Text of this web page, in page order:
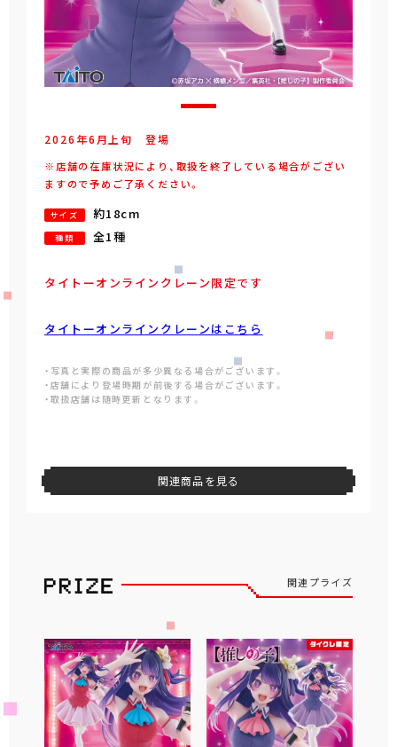
2026年6 月 上旬 登場
※店舗の在庫状況により、取扱を終了している場合がござい
ますので予めご了承ください。
サイズ 約18cm
種類 全1種
タイトーオンラインクレーン限定です
タイトーオンラインクレーンはこちら
・写真と実際の商品が多少異なる場合がございます。
・店舗により登場時期が前後する場合がございます。
・取扱店舗は随時更新となります。
関連商品を見る
関連プライズ